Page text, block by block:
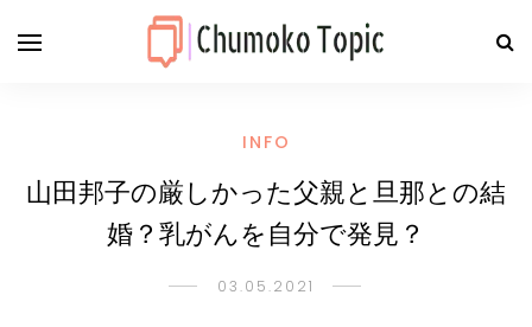
INFO
山田邦子の厳しかった父親と旦那との結
婚？乳がんを自分で発見？
03.05.2021